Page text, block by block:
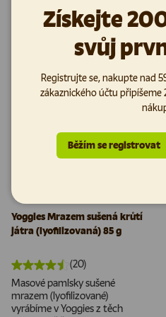
189 Kč
Yoggies Mrazem sušená krůtí
játra (lyofilizovaná) 85 g
(20)
Masové pamlsky sušené
mrazem (lyofilizované)
vyrábíme v Yoggies z těch
Získejte
svůj
Registrujte se, nakupte nad
zákaznického účtu připíšeme
Běžím se registrovat